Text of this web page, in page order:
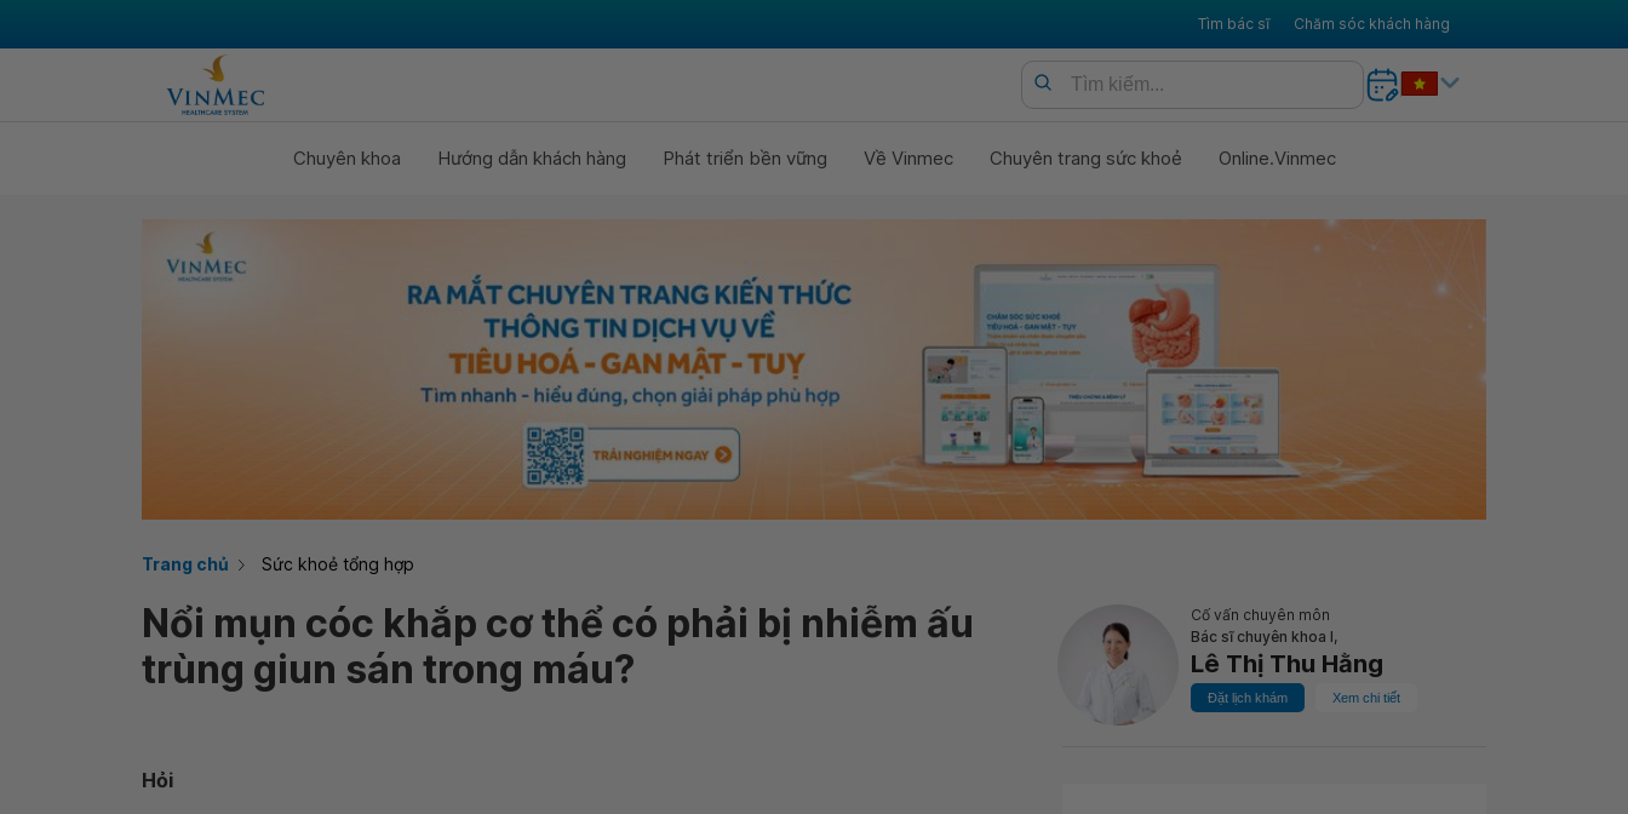
Tìm bác sĩ Chăm sóc khách hàng
Chuyên khoa Hướng dẫn khách hàng Phát triển bền vững Về Vinmec Chuyên trang sức khoẻ Online.Vinmec
Trang chủ Sức khoẻ tổng hợp
Nổi mụn cóc khắp cơ thể có phải bị nhiễm ấu
trùng giun sán trong máu?
Cố vấn chuyên môn
Bác sĩ chuyên khoa I,
Lê Thị Thu Hằng
Đặt lịch khám Xem chi tiết
Hỏi